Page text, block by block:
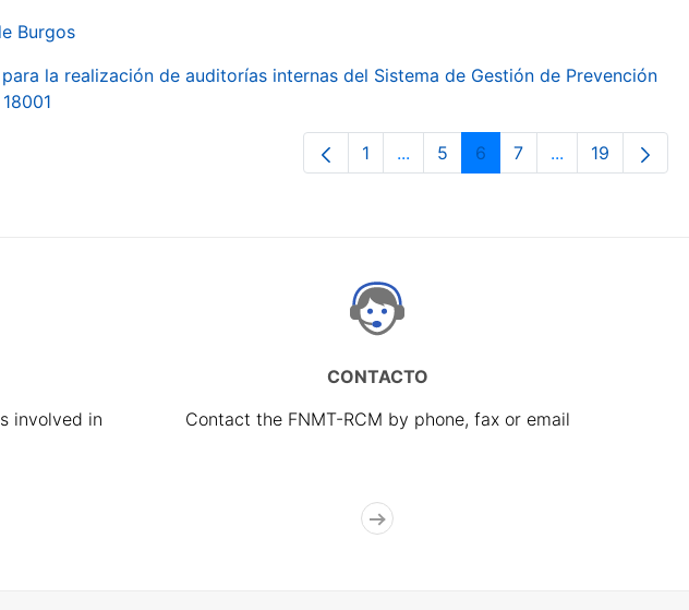
Burgos
la realización de auditorías internas del Sistema de Gestión de Prevención
Page
1 ...Intermediate Pages Use TAB to
Page
5 Page
6 Page
7 ...Intermediate
Page
19
involved in
CONTACTO
Contact the FNMT-RCM by phone, fax or email